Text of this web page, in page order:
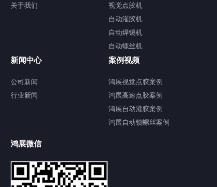
关于我们
视觉点胶机
自动灌胶机
自动焊锡机
自动螺丝机
新闻中心
公司新闻
行业新闻
案例视频
鸿展视觉点胶案例
鸿展高速点胶案例
鸿展自动灌胶案例
鸿展自动锁螺丝案例
鸿展微信